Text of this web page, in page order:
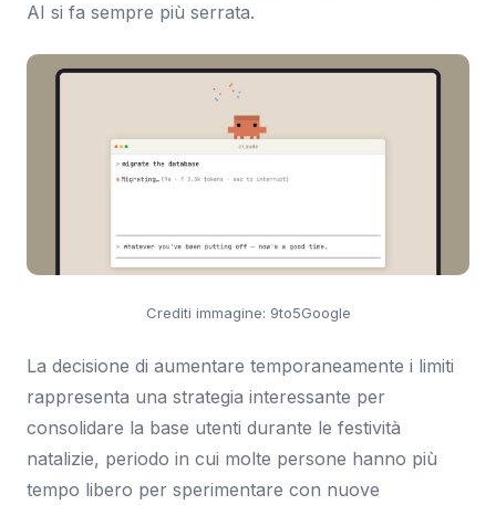
AI si fa sempre più serrata.
Crediti immagine: 9to5Google
La decisione di aumentare temporaneamente i limiti
rappresenta una strategia interessante per
consolidare la base utenti durante le festività
natalizie, periodo in cui molte persone hanno più
tempo libero per sperimentare con nuove